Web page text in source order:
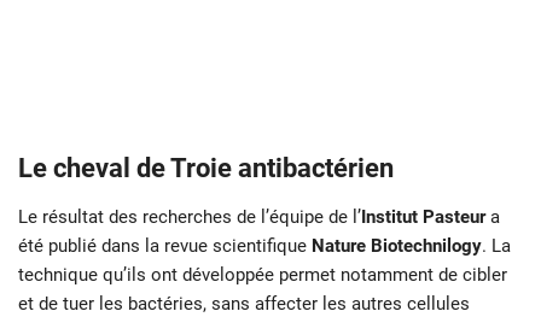
Le cheval de Troie antibactérien
Le résultat des recherches de l’équipe de l’Institut Pasteura
été publié dans la revue scientifique Nature Biotechnilogy. La
technique qu’ils ont développée permet notamment de cibler
et de tuer les bactéries, sans affecter les autres cellules